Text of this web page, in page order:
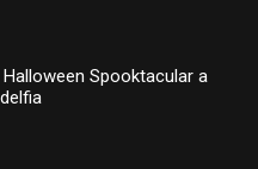
Spooktacular a